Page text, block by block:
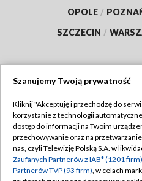
OPOLE /
SZCZECIN /
Abonament TVP
Emisja w TVP
Centrum informacji TVP
Polityka
Szanujemy Twoją prywatność
Kliknij "Akceptuję i przechodzę do
korzystanie z technologii
dostęp do informacji na Twoim
przechowywanie oraz na
nas, czyli Telewizję Polską S.A. w
Zaufanych Partnerów z IAB* (1201 firm)
Partnerów TVP (93 firm), w celach